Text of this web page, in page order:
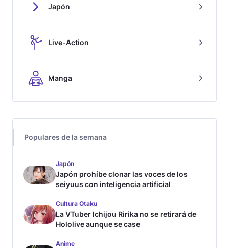
Japón
Live-Action
Manga
Populares de la semana
Japón
Japón prohíbe clonar las voces de los
seiyuus con inteligencia artificial
Cultura Otaku
La VTuber Ichijou Ririka no se retirará de
Hololive aunque se case
Anime